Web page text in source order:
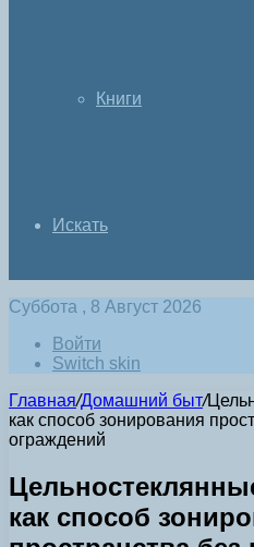
Книги
Искать
Суббота , 8 Август 2026
Войти
Switch skin
Главная/Домашний быт/
как способ зонирования
ограждений
как способ